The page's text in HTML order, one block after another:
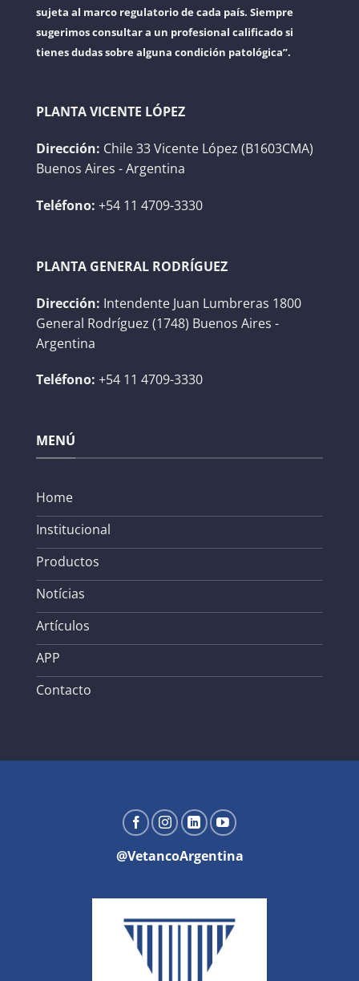
sujeta al marco regulatorio de cada país. Siempre
sugerimos consultar a un profesional calificado si
tienes dudas sobre alguna condición patológica”.
PLANTA VICENTE LÓPEZ
Dirección: Chile 33 Vicente López (B1603CMA)
Buenos Aires - Argentina
Teléfono: +54 11 4709-3330
PLANTA GENERAL RODRÍGUEZ
Dirección: Intendente Juan Lumbreras 1800
General Rodríguez (1748) Buenos Aires -
Argentina
Teléfono: +54 11 4709-3330
MENÚ
Home
Institucional
Productos
Notícias
Artículos
APP
Contacto
@VetancoArgentina